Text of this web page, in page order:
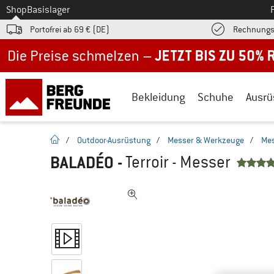
Zum
ShopBasislager
Portofrei ab 69 € (DE)
Bekleidung Schuhe
Startseite
/ Outdoor-Ausrüstung / Messer & Werkzeuge /
BALADÉO -Terroir - Messer